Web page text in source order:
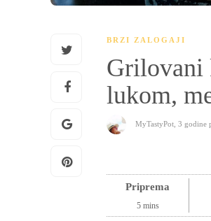
BRZI ZALOGAJI
Grilovani
lukom,
MyTastyPot 3 godine
Priprema
5 mins